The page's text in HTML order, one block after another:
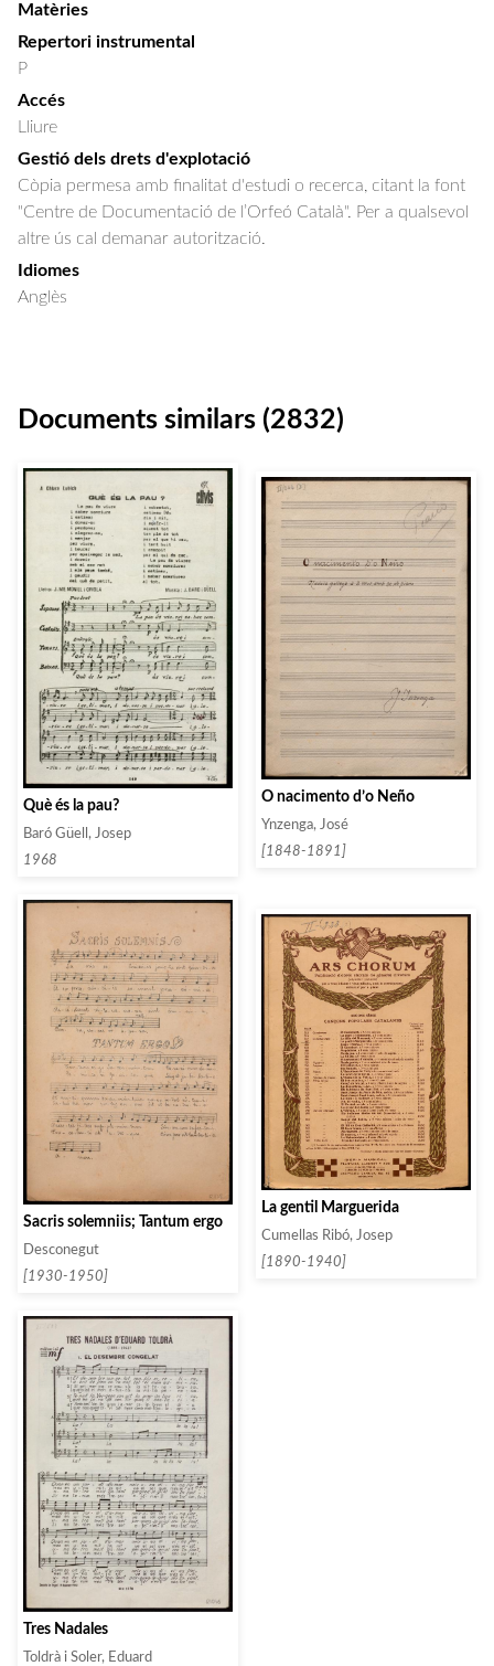
Matèries
Repertori instrumental
P
Accés
Lliure
Gestió dels drets d'explotació
Còpia permesa amb finalitat d'estudi o recerca, citant la font
"Centre de Documentació de l’Orfeó Català". Per a qualsevol
altre ús cal demanar autorització.
Idiomes
Anglès
Documents similars (2832)
Què és la pau?
Baró Güell, Josep
1968
O nacimento d’o Neño
Ynzenga, José
[1848-1891]
Sacris solemniis; Tantum ergo
Desconegut
[1930-1950]
La gentil Marguerida
Cumellas Ribó, Josep
[1890-1940]
Tres Nadales
Toldrà i Soler, Eduard